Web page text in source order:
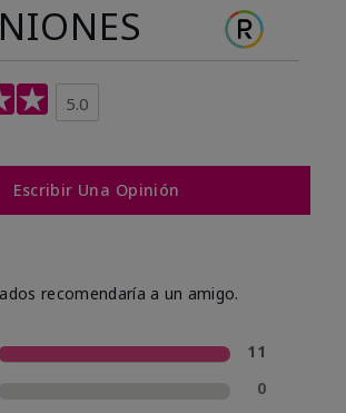
5.0
Escribir Una Opinión
recomendaría a un amigo.
11
0